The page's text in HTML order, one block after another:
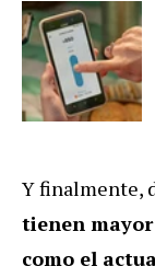
Y finalmente,
tienen
como el